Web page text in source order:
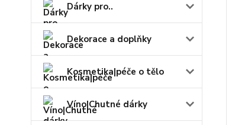
Dárky pro..
Dekorace a doplňky
Kosmetika|péče o tělo
Víno|Chutné dárky